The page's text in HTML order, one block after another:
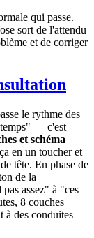
qui passe.
sort de l'attendu
et de corriger
le rythme des
temps" — c'est
et schéma
en un toucher et
tête. En phase de
de la
assez" à "ces
8 couches
à des conduites